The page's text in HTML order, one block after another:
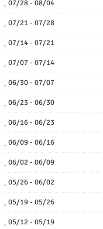
07/28 - 08/04
07/21 - 07/28
07/14 - 07/21
07/07 - 07/14
06/30 - 07/07
06/23 - 06/30
06/16 - 06/23
06/09 - 06/16
06/02 - 06/09
05/26 - 06/02
05/19 - 05/26
05/12 - 05/19